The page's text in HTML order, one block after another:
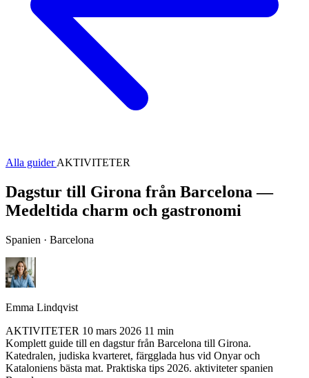
Alla guiderAKTIVITETER
Dagstur till Girona från Barcelona —
Medeltida charm och gastronomi
Spanien · Barcelona
Emma Lindqvist
AKTIVITETER 10 mars 2026 11 min
Komplett guide till en dagstur från Barcelona till Girona.
Katedralen, judiska kvarteret, färgglada hus vid Onyar och
Kataloniens bästa mat. Praktiska tips 2026. aktiviteter spanien